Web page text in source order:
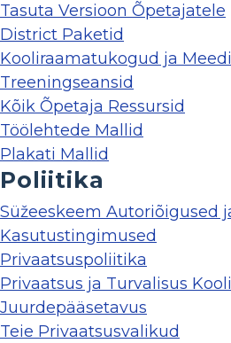
Tasuta Versioon Õpetajatele
District Paketid
Kooliraamatukogud ja
Treeningseansid
Kõik Õpetaja Ressursid
Töölehtede Mallid
Plakati Mallid
Poliitika
Süžeeskeem Autoriõigused
Kasutustingimused
Privaatsuspoliitika
Privaatsus ja Turvalisus
Juurdepääsetavus
Teie Privaatsusvalikud